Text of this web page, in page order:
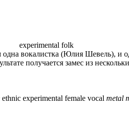
experimental folk
одна вокалистка (Юлия Шевель), и
получается замес из
ethnic experimental female vocal metal